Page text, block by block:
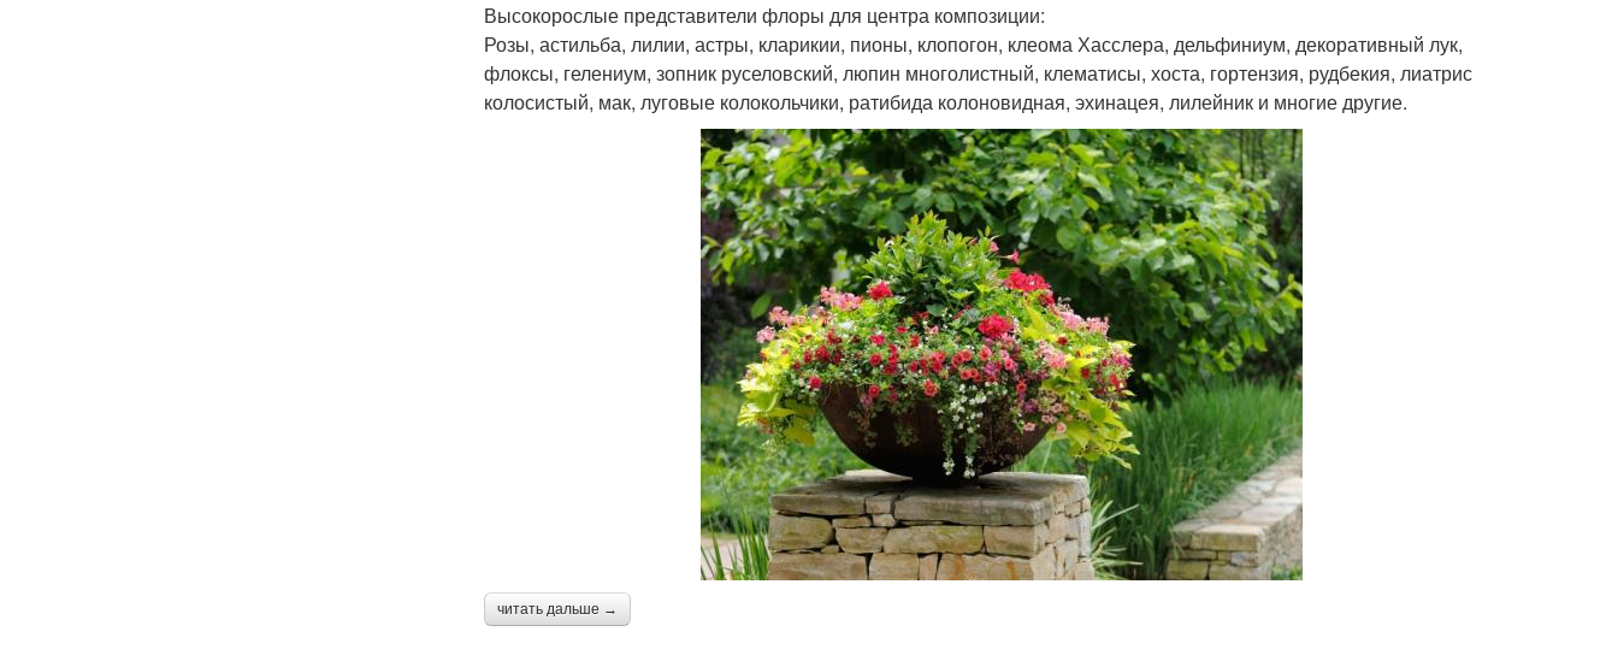
Высокорослые представители флоры для центра композиции:
Розы, астильба, лилии, астры, кларикии, пионы, клопогон, клеома Хасслера, дельфиниум, декоративный лук,
флоксы, гелениум, зопник руселовский, люпин многолистный, клематисы, хоста, гортензия, рудбекия, лиатрис
колосистый, мак, луговые колокольчики, ратибида колоновидная, эхинацея, лилейник и многие другие.
читать дальше →